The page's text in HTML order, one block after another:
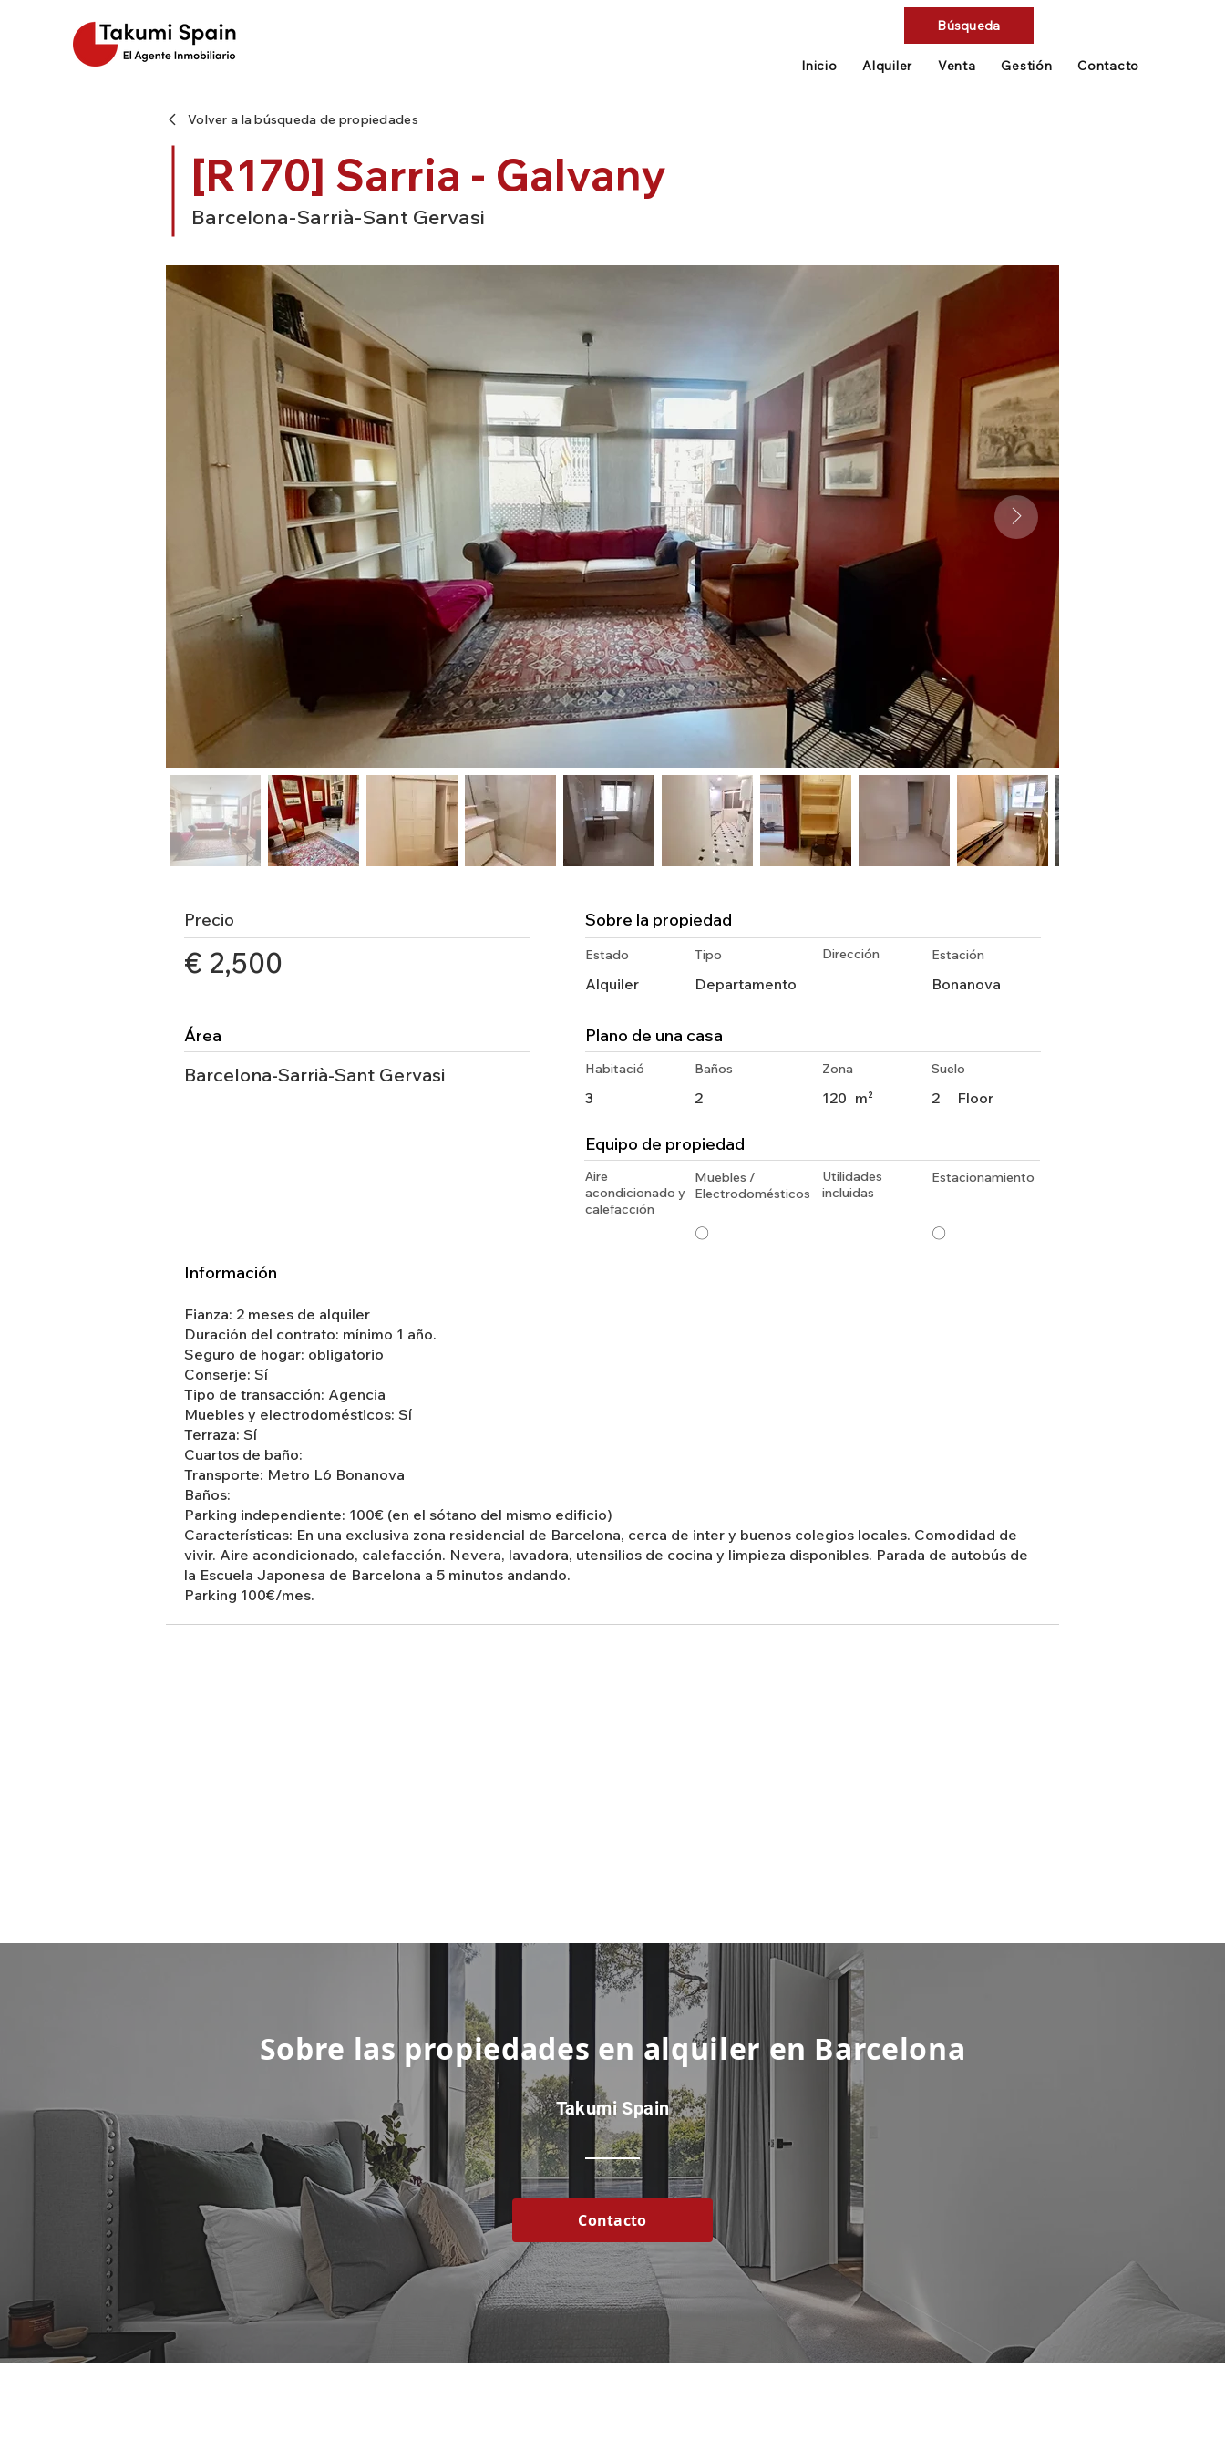
Búsqueda
Inicio Alquiler Venta Gestión Contacto
Volver a la búsqueda de propiedades
[R170] Sarria - Galvany
Barcelona-Sarrià-Sant Gervasi
Precio
€ 2,500
Área
Barcelona-Sarrià-Sant Gervasi
Sobre la propiedad
Estado
Alquiler
Tipo
Departamento
Dirección Estación
Bonanova
Plano de una casa
Habitació Baños Zona Suelo
3 2 120 m² 2 Floor
Equipo de propiedad
Aire
acondicionado y
calefacción
Muebles /
Electrodomésticos
〇
Utilidades
incluidas
Estacionamiento
〇
Información
Fianza: 2 meses de alquiler
Duración del contrato: mínimo 1 año.
Seguro de hogar: obligatorio
Conserje: Sí
Tipo de transacción: Agencia
Muebles y electrodomésticos: Sí
Terraza: Sí
Cuartos de baño:
Transporte: Metro L6 Bonanova
Baños:
Parking independiente: 100€ (en el sótano del mismo edificio)
Características: En una exclusiva zona residencial de Barcelona, cerca de inter y buenos colegios locales. Comodidad de
vivir. Aire acondicionado, calefacción. Nevera, lavadora, utensilios de cocina y limpieza disponibles. Parada de autobús de
la Escuela Japonesa de Barcelona a 5 minutos andando.
Parking 100€/mes.
Sobre las propiedades en alquiler en Barcelona
Takumi Spain
Contacto